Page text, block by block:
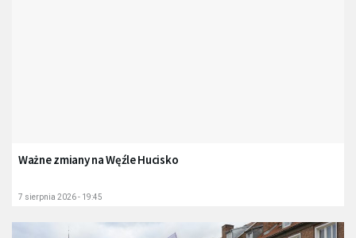
Ważne zmiany na Węźle Hucisko
7 sierpnia 2026 - 19:45